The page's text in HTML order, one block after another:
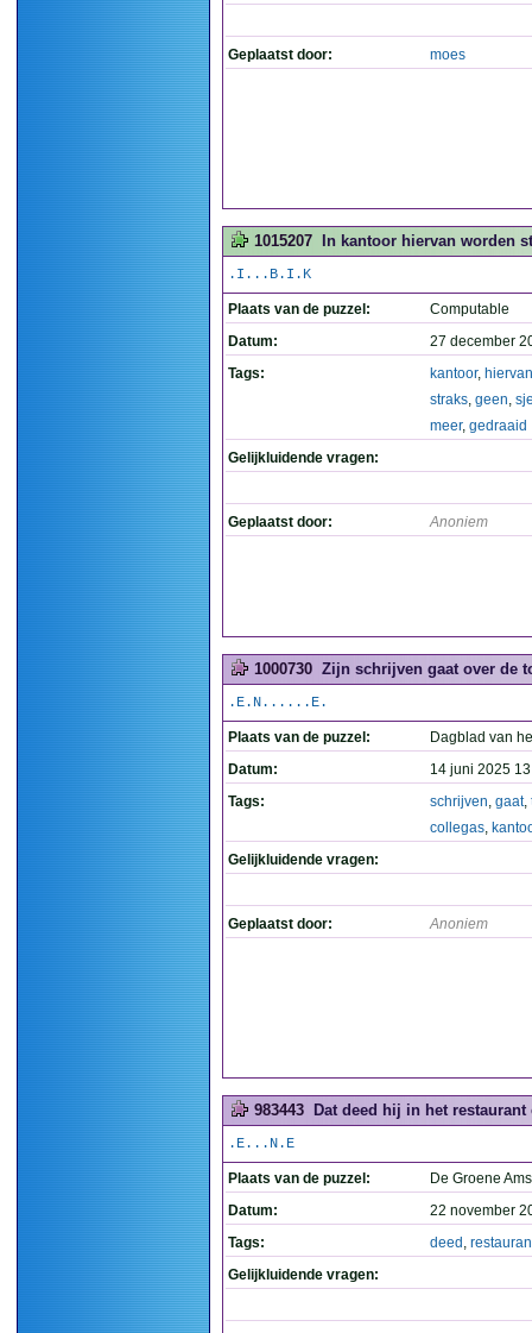
Geplaatst door: moes
1015207 In kantoor hiervan worden
.I...B.I.K
Plaats van de puzzel:
Computable
Datum:
27 december
Tags:
kantoor, hiervan
straks, geen,
meer, gedraaid
Gelijkluidende vragen:
Geplaatst door: Anoniem
1000730 Zijn schrijven gaat over de
.E.N......E.
Plaats van de puzzel:
Dagblad van
Datum:
14 juni 2025
Tags:
schrijven, gaat,
collegas,
Gelijkluidende vragen:
Geplaatst door: Anoniem
983443 Dat deed hij in het restaurant
.E...N.E
Plaats van de puzzel:
De Groene
Datum:
22 november
Tags:
deed ,
Gelijkluidende vragen: